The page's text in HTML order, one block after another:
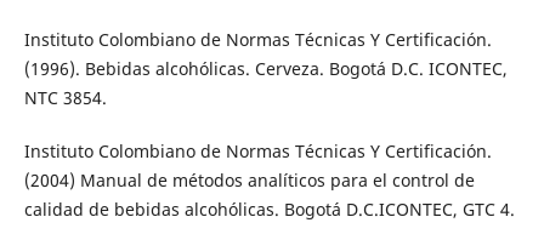
Instituto Colombiano de Normas Técnicas Y Certificación.
(1996). Bebidas alcohólicas. Cerveza. Bogotá D.C. ICONTEC,
NTC 3854.
Instituto Colombiano de Normas Técnicas Y Certificación.
(2004) Manual de métodos analíticos para el control de
calidad de bebidas alcohólicas. Bogotá D.C.ICONTEC, GTC 4.